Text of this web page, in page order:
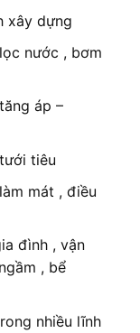
xây dựng
nước , bơm
áp –
tiêu
mát , điều
đình , vận
, bể
nhiều lĩnh